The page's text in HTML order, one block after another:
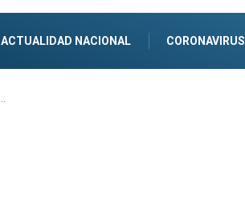
ACTUALIDAD NACIONAL CORONAVIRUS